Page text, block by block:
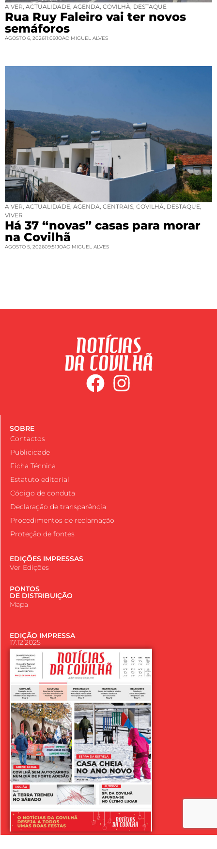
A VER ACTUALIDADE AGENDA COVILHÃ DESTAQUE
Rua Ruy Faleiro vai ter novos
semáforos
AGOSTO 6, 202611:09JOAO MIGUEL ALVES
A VER ACTUALIDADE AGENDA CENTRAIS COVILHÃ DESTAQUE
VIVER
Há 37 “novas” casas para morar
na Covilhã
AGOSTO 5, 202609:51JOAO MIGUEL ALVES
SOBRE
Contactos
Publicidade
Ficha Técnica
Estatuto editorial
Código de conduta
Declaração de transparência
Procedimentos de reclamação
Proteção de fontes
EDIÇÕES IMPRESSAS
Ver Edições
PONTOS
DE DISTRIBUIÇÃO
Mapa
EDIÇÃO IMPRESSA
17.12.2025